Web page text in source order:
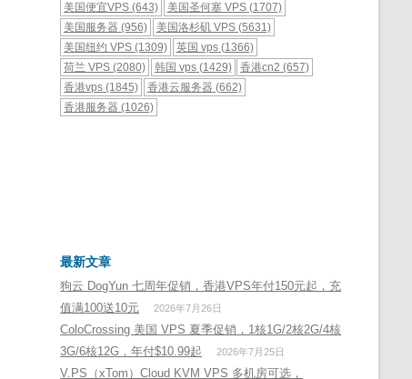
美国便宜VPS (643) 美国圣何塞 VPS(1707)
美国服务器 (956) 美国洛杉矶 VPS(5631)
美国纽约 VPS (1309) 英国 vps(1366)
荷兰 VPS (2080) 韩国 vps(1429) 香港cn2 (657)
香港vps (1845) 香港云服务器 (662)
香港服务器 (1026)
最新文章
狗云 DogYun 七周年促销，香港VPS年付150元起，充
值满100送10元
2026年7月26日
ColoCrossing 美国 VPS 夏季促销，1核1G/2核2G/4核
3G/6核12G，年付$10.99起
2026年7月25日
V.PS（xTom）Cloud KVM VPS 多机房可选，